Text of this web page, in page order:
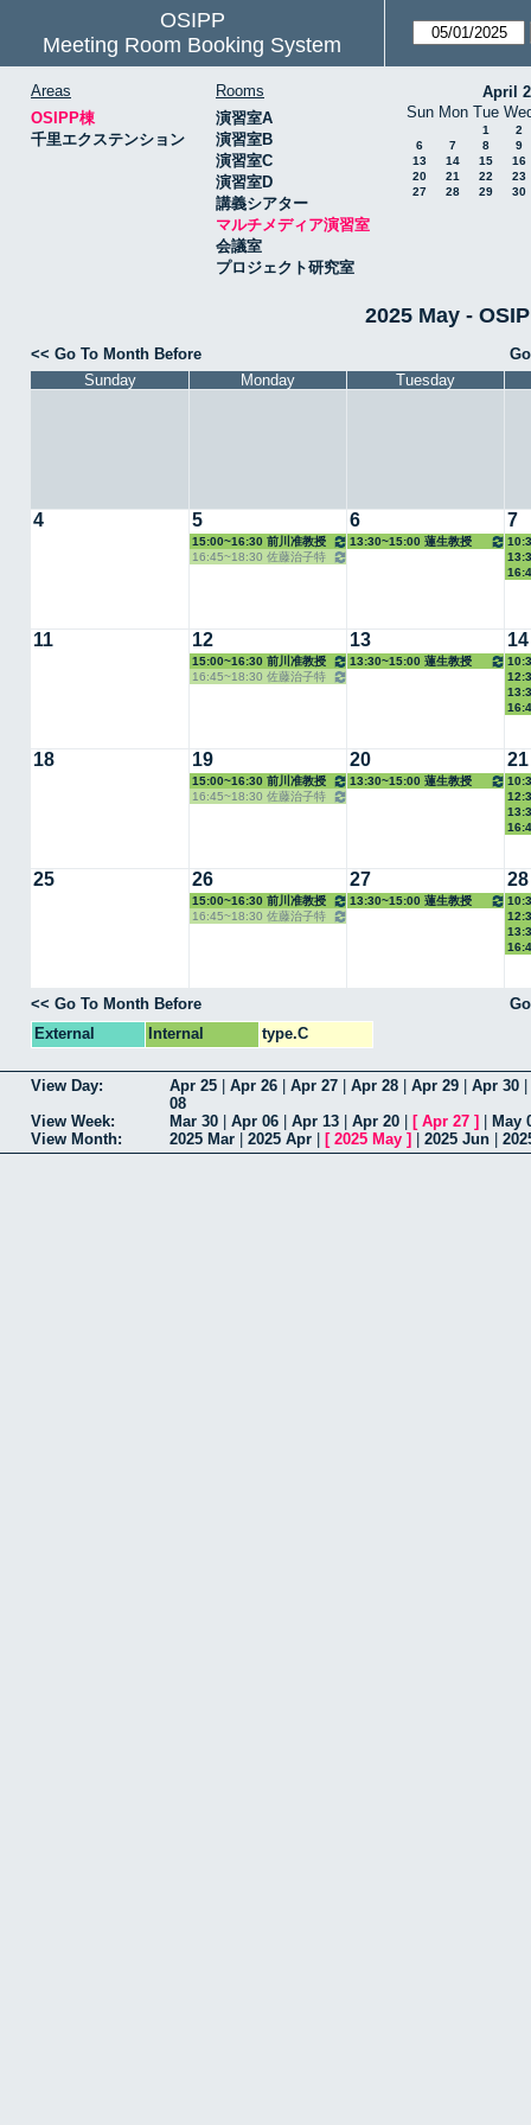
OSIPP
Meeting Room Booking System
Areas
OSIPP棟
千里エクステンション
Rooms
演習室A
演習室B
演習室C
演習室D
講義シアター
マルチメディア演習室
会議室
プロジェクト研究室
April
Sun Mon Tue
1
2
6
7 8
9
13
14 15
16
20
21 22
23
27
28 29 30
2025 May -
<< Go To Month Before
Sunday
Monday Tuesday
4 5
15:00~16:30 前川准教授
16:45~18:30 佐藤治子特
6
13:30~15:00 蓮生教授
7
授
11 12
15:00~16:30 前川准教授
16:45~18:30 佐藤治子特
13
13:30~15:00 蓮生教授
14
授
18 19
15:00~16:30 前川准教授
16:45~18:30 佐藤治子特
20
13:30~15:00 蓮生教授
21
授
25 26
15:00~16:30 前川准教授
16:45~18:30 佐藤治子特
27
13:30~15:00 蓮生教授
28
授
<< Go To Month Before
External
Internal type.C
View Day: Apr 25 Apr 26 Apr 27 Apr 28 Apr 29 Apr 30
08
View Week:
Mar 30 Apr 06 Apr 13 Apr 20 [ Apr 27 ]
May
View Month:
2025 Mar 2025 Apr [ 2025 May ] 2025 Jun